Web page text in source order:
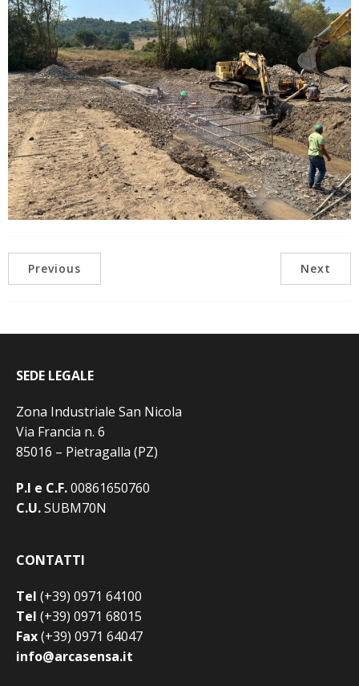
Previous Next
SEDE LEGALE
Zona Industriale San Nicola
Via Francia n. 6
85016 – Pietragalla (PZ)
P.I e C.F.00861650760
C.U.SUBM70N
CONTATTI
Tel (+39) 0971 64100
Tel (+39) 0971 68015
Fax(+39) 0971 64047
info@arcasensa.it